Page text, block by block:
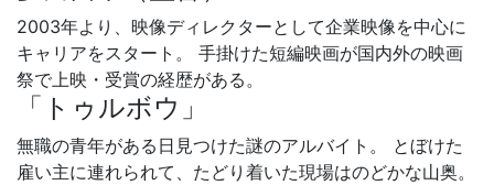
2003年より、映像ディレクターとして企業映像を中心に
キャリアをスタート。 手掛けた短編映画が国内外の映画
祭で上映・受賞の経歴がある。
「トゥルボウ」
無職の青年がある日見つけた謎のアルバイト。 とぼけた
雇い主に連れられて、たどり着いた現場はのどかな山奥。